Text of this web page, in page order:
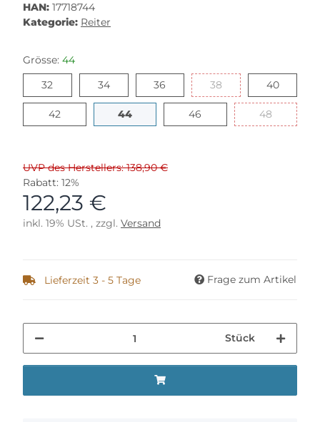
HAN: 17718744
Kategorie: Reiter
Grösse: 44
32
3434 36 38 4040
4242 4444 46 4848
UVP des Herstellers: 138,90 €
Rabatt: 12%
122,23 €
inkl. 19% USt. , zzgl. Versand
Lieferzeit 3 - 5 Tage Frage zum Artikel
Stück